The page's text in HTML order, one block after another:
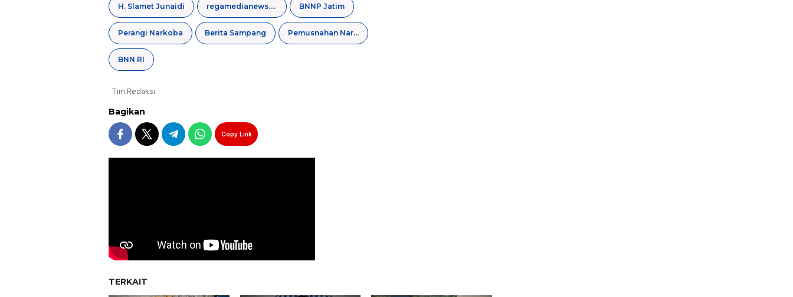
H. Slamet Junaidi regamedianews.com BNNP Jatim
Perangi Narkoba Berita Sampang Pemusnahan Narkotika
BNN RI
Tim Redaksi
Bagikan
Copy Link
TERKAIT